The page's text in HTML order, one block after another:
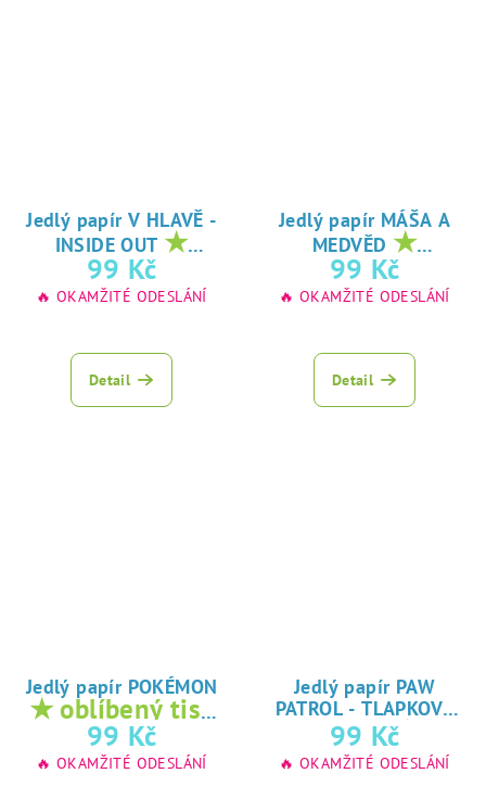
Jedlý papír V HLAVĚ -
INSIDE OUT ★
oblíbený tisk na
jedlý papír
99 Kč
🔥 OKAMŽITÉ ODESLÁNÍ
Detail
Jedlý papír MÁŠA A
MEDVĚD ★
oblíbený tisk na
jedlý papír
99 Kč
🔥 OKAMŽITÉ ODESLÁNÍ
Detail
Jedlý papír POKÉMON
★ oblíbený tisk
na jedlý papír
99 Kč
🔥 OKAMŽITÉ ODESLÁNÍ
Jedlý papír PAW
PATROL - TLAPKOVÁ
PATROLA★
oblíbený tisk na
jedlý papír
99 Kč
🔥 OKAMŽITÉ ODESLÁNÍ